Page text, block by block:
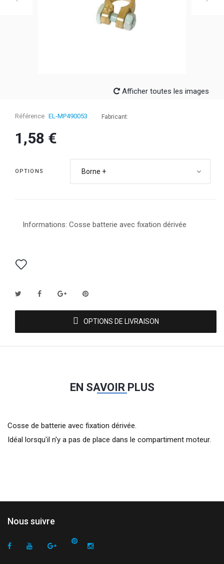
Afficher toutes les images
Référence EL-MP490053 Fabricant:
1,58 €
OPTIONS Borne +
Informations: Cosse batterie avec fixation dérivée
OPTIONS DE LIVRAISON
EN SAVOIR PLUS
Cosse de batterie avec fixation dérivée.
Idéal lorsqu'il n'y a pas de place dans le compartiment moteur.
Nous suivre